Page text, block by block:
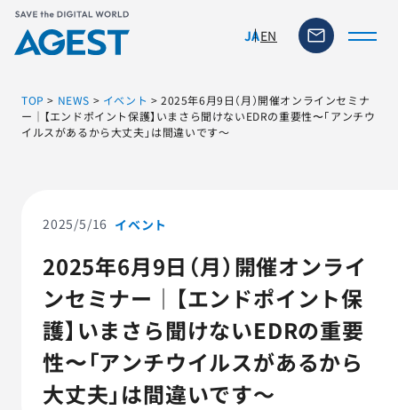
JAEN
脆弱性リスク管理ツール
TFACT (AIテストツール)
ニュース
AGESTの強み
TOP > NEWS > イベント >2025年6月9日（月）開催オンラインセミナ
ー｜【エンドポイント保護】いまさら聞けないEDRの重要性〜「アンチウ
イルスがあるから大丈夫」は間違いです～
2025/5/16 イベント
2025年6月9日（月）開催オンライ
ンセミナー｜【エンドポイント保
護】いまさら聞けないEDRの重要
性〜「アンチウイルスがあるから
大丈夫」は間違いです～